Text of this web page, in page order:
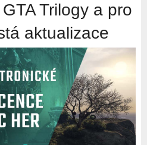
Trilogy a pro
aktualizace